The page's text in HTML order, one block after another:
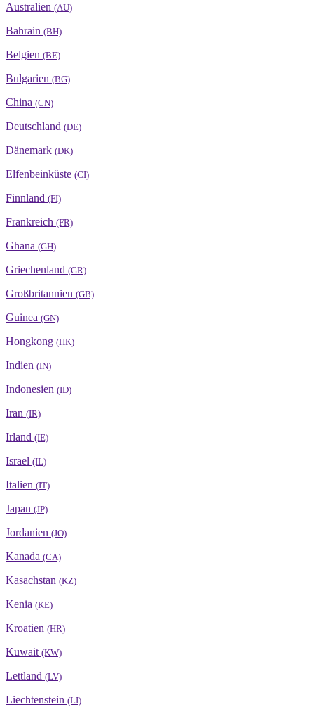
Australien (AU)
Bahrain (BH)
Belgien (BE)
Bulgarien (BG)
China (CN)
Deutschland (DE)
Dänemark (DK)
Elfenbeinküste (CI)
Finnland (FI)
Frankreich (FR)
Ghana (GH)
Griechenland (GR)
Großbritannien (GB)
Guinea (GN)
Hongkong (HK)
Indien (IN)
Indonesien (ID)
Iran (IR)
Irland (IE)
Israel (IL)
Italien (IT)
Japan (JP)
Jordanien (JO)
Kanada (CA)
Kasachstan (KZ)
Kenia (KE)
Kroatien (HR)
Kuwait (KW)
Lettland (LV)
Liechtenstein (LI)